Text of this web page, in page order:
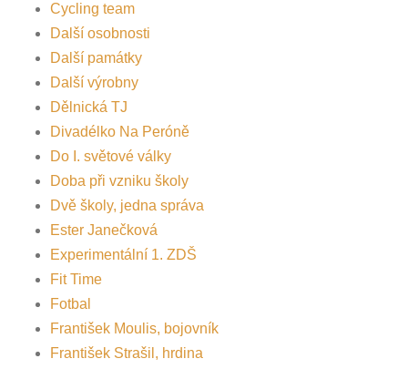
Cycling team
Další osobnosti
Další památky
Další výrobny
Dělnická TJ
Divadélko Na Peróně
Do I. světové války
Doba při vzniku školy
Dvě školy, jedna správa
Ester Janečková
Experimentální 1. ZDŠ
Fit Time
Fotbal
František Moulis, bojovník
František Strašil, hrdina